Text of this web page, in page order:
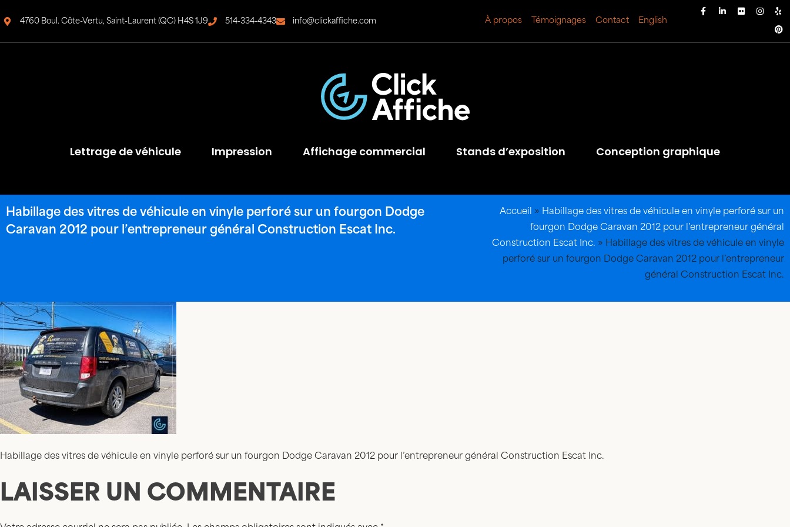
4760 Boul. Côte-Vertu, Saint-Laurent (QC) H4S 1J9 514-334-4343 info@clickaffiche.com À propos Témoignages Contact English
Lettrage de véhicule Impression Affichage commercial Stands d’exposition Conception graphique
Habillage des vitres de véhicule en vinyle perforé sur un fourgon Dodge
Caravan 2012 pour l’entrepreneur général Construction Escat Inc.
Accueil » Habillage des vitres de véhicule en vinyle perforé sur un
fourgon Dodge Caravan 2012 pour l’entrepreneur général
Construction Escat Inc. » Habillage des vitres de véhicule en vinyle
perforé sur un fourgon Dodge Caravan 2012 pour l’entrepreneur
général Construction Escat Inc.
Habillage des vitres de véhicule en vinyle perforé sur un fourgon Dodge Caravan 2012 pour l’entrepreneur général Construction Escat Inc.
LAISSER UN COMMENTAIRE